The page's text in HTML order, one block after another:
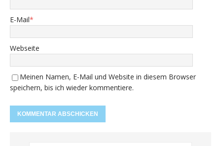
E-Mail*
Webseite
Meinen Namen, E-Mail und Website in diesem Browser
speichern, bis ich wieder kommentiere.